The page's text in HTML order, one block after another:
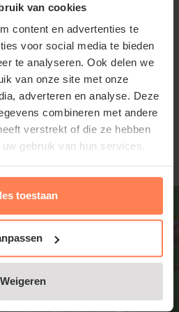
van cookies
content en advertenties te
voor social media te bieden
te analyseren. Ook delen we
van onze site met onze
adverteren en analyse. Deze
combineren met andere
verstrekt of die ze hebben
gebruik van hun services.
toestaan
Weigeren
in de bodem. Een
is ideaal, bijvoorbeeld
paden, bij struiken of
of vijver. De grond mag
maar plassen die lang
en
Dagkoekoeksbloem
uitzaaiing. Wie een
wil, kan een deel
meer